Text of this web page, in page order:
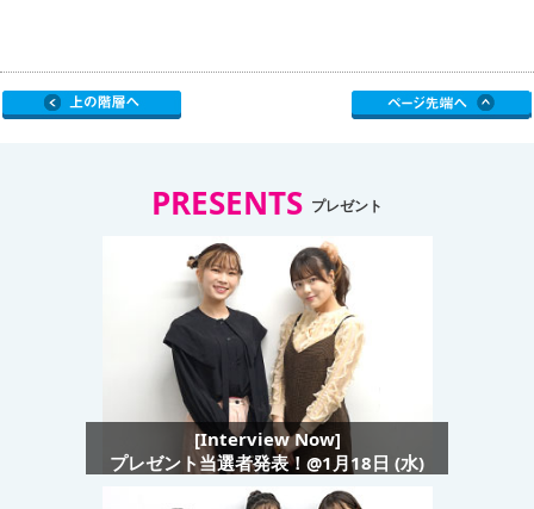
PRESENTS プレゼント
[Interview Now]
プレゼント当選者発表！@1月18日 (水)